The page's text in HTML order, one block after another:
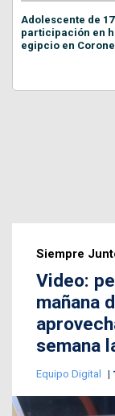
Adolescente de
participación en
egipcio en
Siempre
Video:
mañana
semana
Equipo Digital